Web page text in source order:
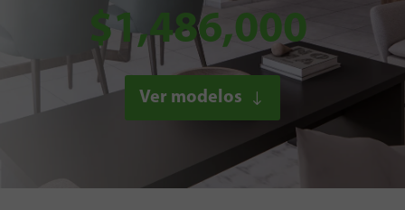
$1,486,000
Ver modelos